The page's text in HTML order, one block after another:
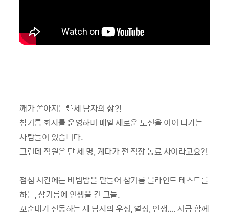
깨가 쏟아지는💛세 남자의 삶?!
참기름 회사를 운영하며 매일 새로운 도전을 이어 나가는
사람들이 있습니다.
그런데 직원은 단 세 명, 게다가 전 직장 동료 사이라고요?!
점심 시간에는 비빔밥을 만들어 참기름 블라인드 테스트를
하는, 참기름에 인생을 건 그들.
꼬순내가 진동하는 세 남자의 우정, 열정, 인생…. 지금 함께